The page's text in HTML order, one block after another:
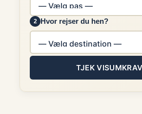
2 Hvor rejser du hen?
TJEK VISUMKRAV